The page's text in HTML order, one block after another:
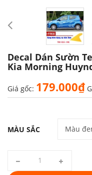
Decal Dán Sườn
Kia Morning
Giá gốc: 179.000₫
MÀU SẮC